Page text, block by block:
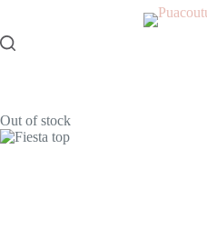
Out of stock